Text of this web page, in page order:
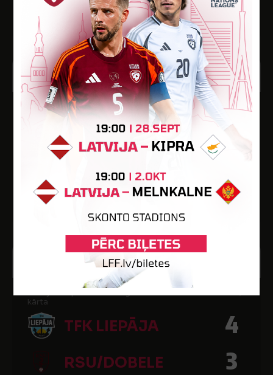
Talsu sporta halle
2 DEC 13:30
2017
Latvijas Telpu futbola 1.līga 17/18 Rietumu konference, 4.
kārta
TFK LIEPĀJA
FC NIKERS 7
NOV 17:00
kārta
TFK LIEPĀJA 4
RSU/DOBELE 3